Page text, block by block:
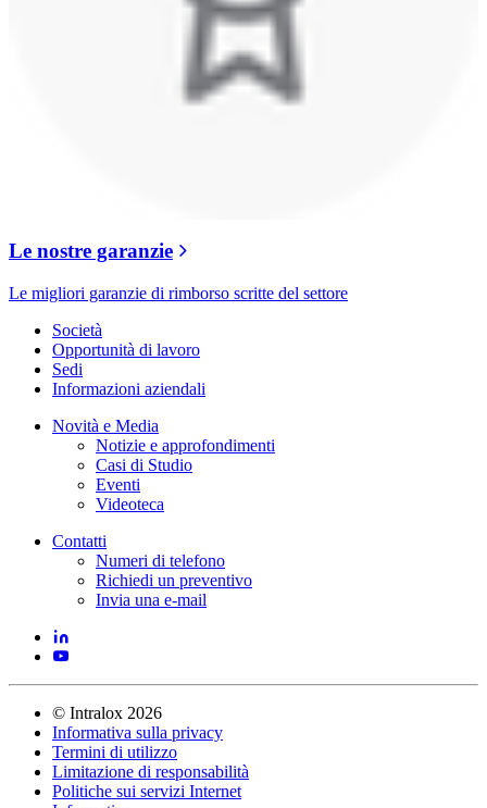
Le nostre garanzie
Le migliori garanzie di rimborso scritte del settore
Società
Opportunità di lavoro
Sedi
Informazioni aziendali
Novità e Media
Notizie e approfondimenti
Casi di Studio
Eventi
Videoteca
Contatti
Numeri di telefono
Richiedi un preventivo
Invia una e-mail
© Intralox 2026
Informativa sulla privacy
Termini di utilizzo
Limitazione di responsabilità
Politiche sui servizi Internet